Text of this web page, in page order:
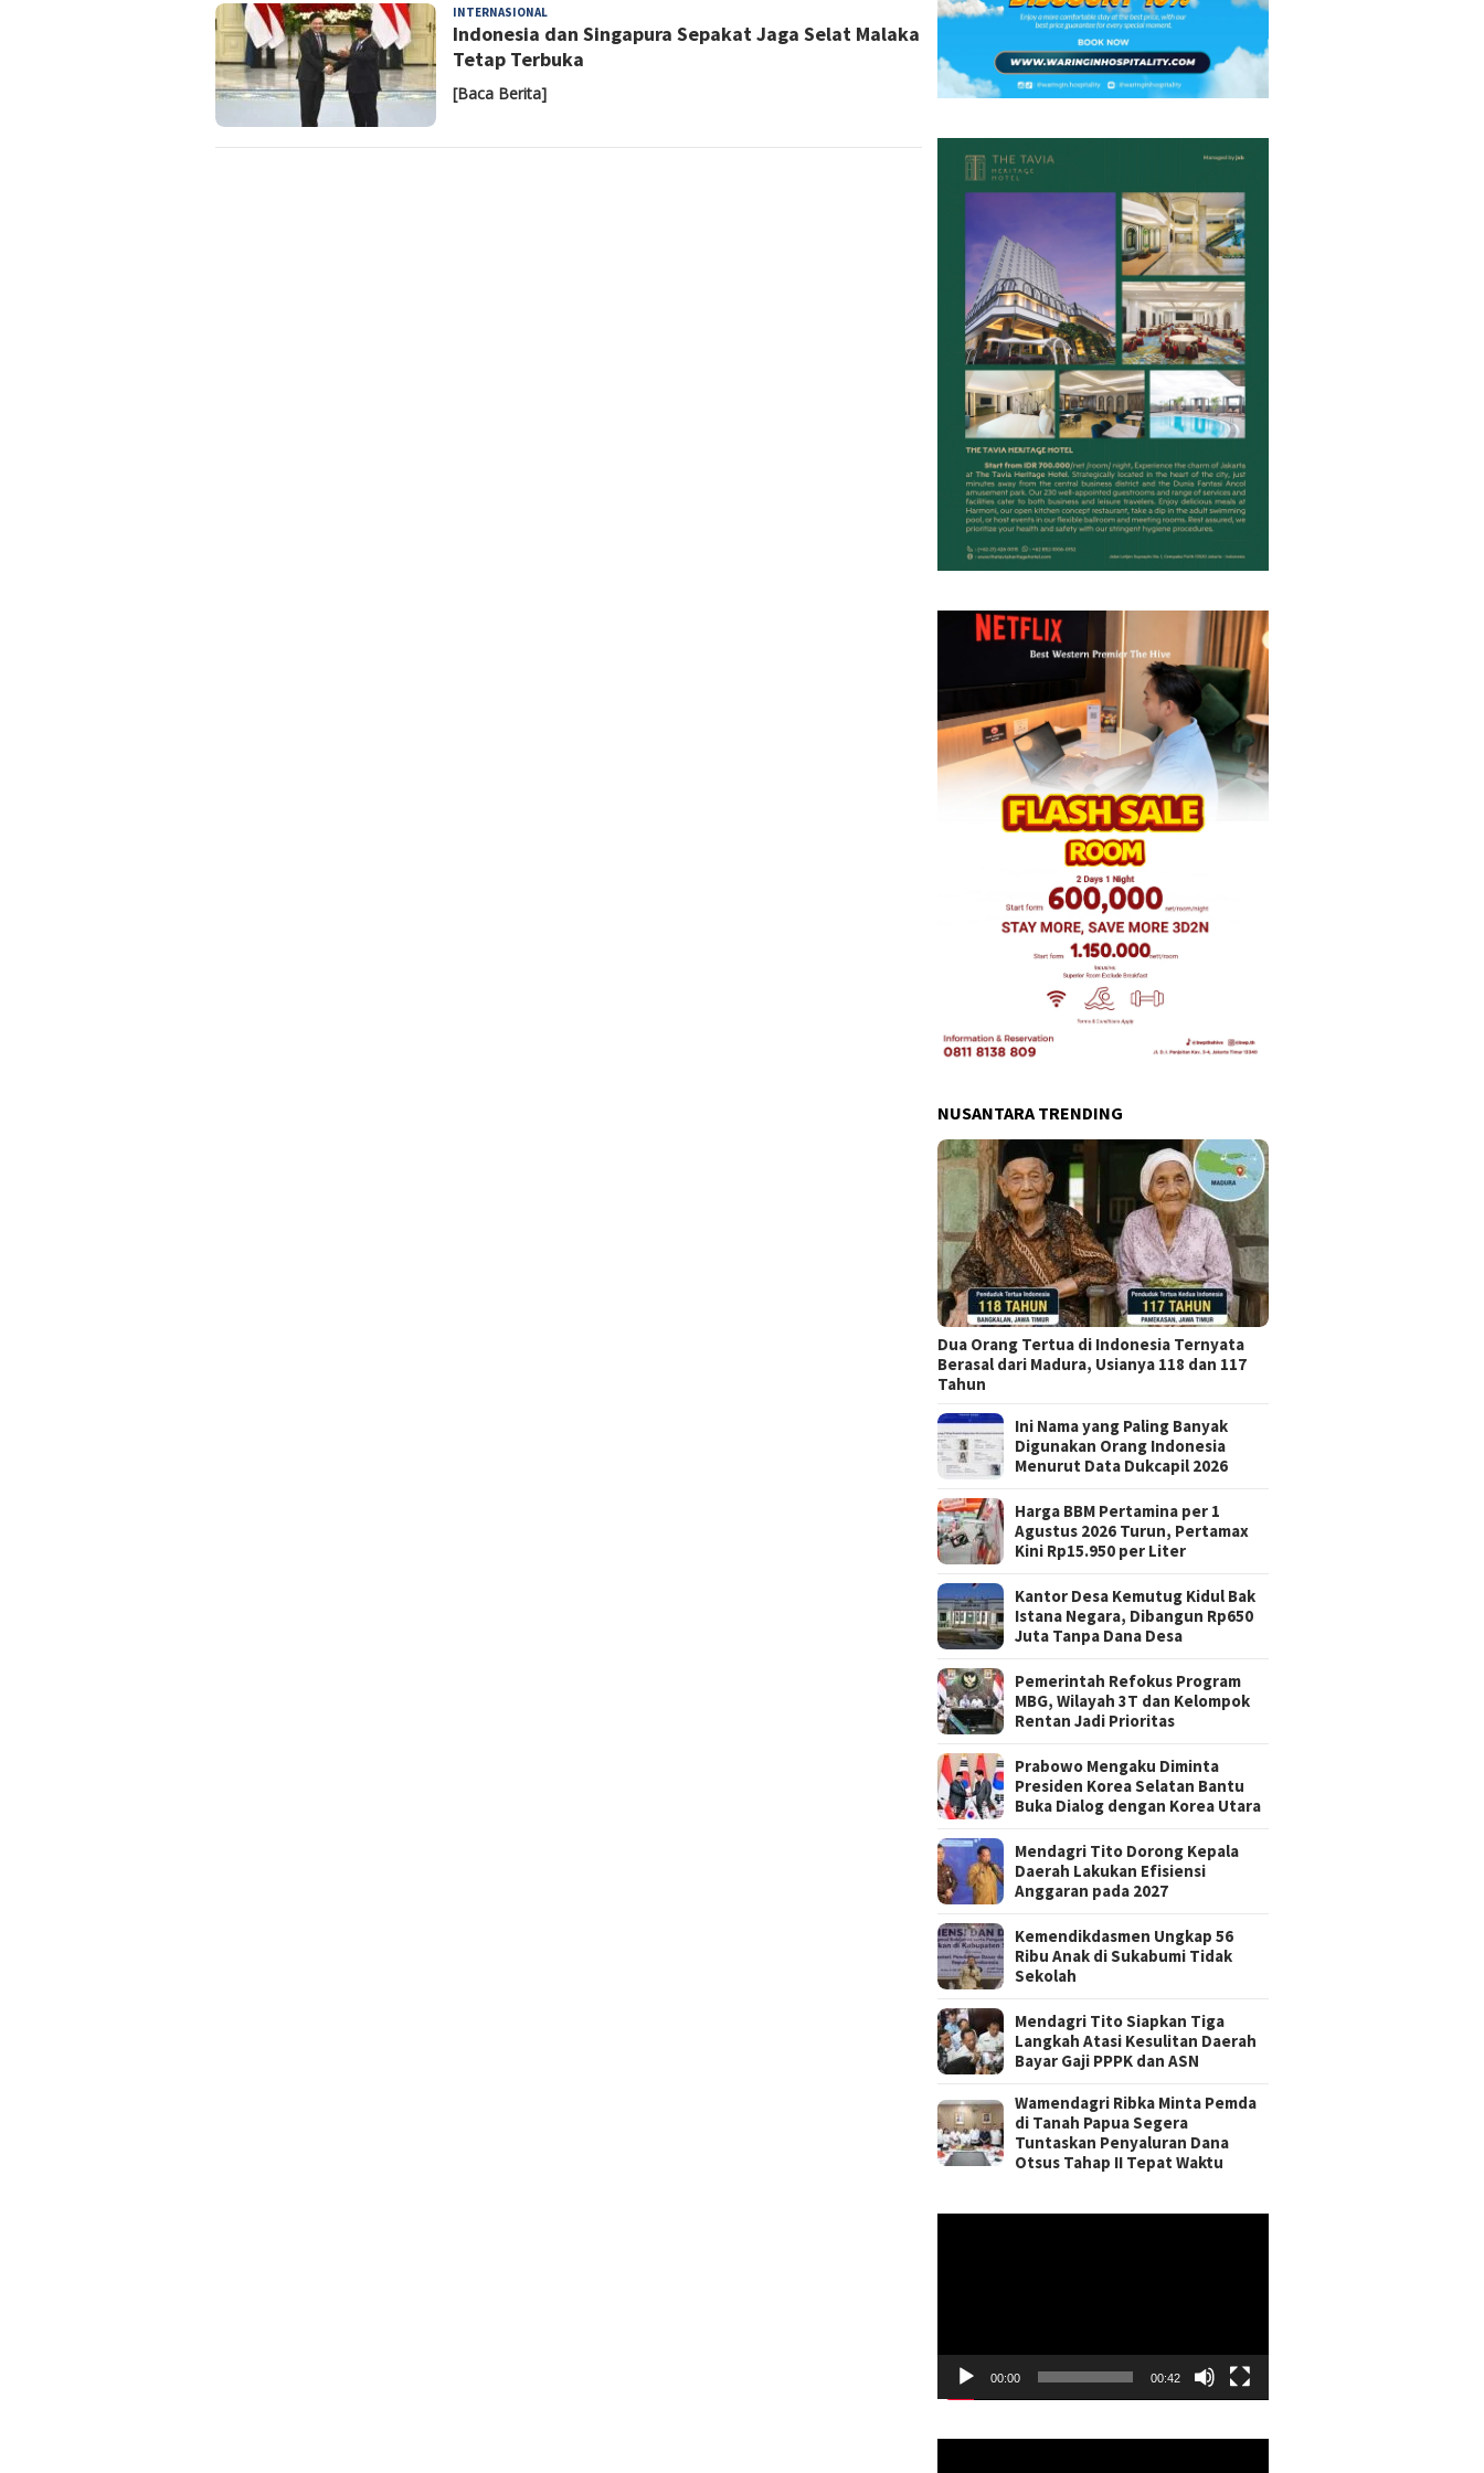
INTERNASIONALSari
Noviyanti
Indonesia dan Singapura Sepakat Jaga Selat Malaka
Tetap Terbuka
[Baca Berita]
NUSANTARA TRENDING
Dua Orang Tertua di Indonesia Ternyata
Berasal dari Madura, Usianya 118 dan 117
Tahun
Ini Nama yang Paling Banyak
Digunakan Orang Indonesia
Menurut Data Dukcapil 2026
Harga BBM Pertamina per 1
Agustus 2026 Turun, Pertamax
Kini Rp15.950 per Liter
Kantor Desa Kemutug Kidul Bak
Istana Negara, Dibangun Rp650
Juta Tanpa Dana Desa
Pemerintah Refokus Program
MBG, Wilayah 3T dan Kelompok
Rentan Jadi Prioritas
Prabowo Mengaku Diminta
Presiden Korea Selatan Bantu
Buka Dialog dengan Korea Utara
Mendagri Tito Dorong Kepala
Daerah Lakukan Efisiensi
Anggaran pada 2027
Kemendikdasmen Ungkap 56
Ribu Anak di Sukabumi Tidak
Sekolah
Mendagri Tito Siapkan Tiga
Langkah Atasi Kesulitan Daerah
Bayar Gaji PPPK dan ASN
Wamendagri Ribka Minta Pemda
di Tanah Papua Segera
Tuntaskan Penyaluran Dana
Otsus Tahap II Tepat Waktu
00:00 00:42